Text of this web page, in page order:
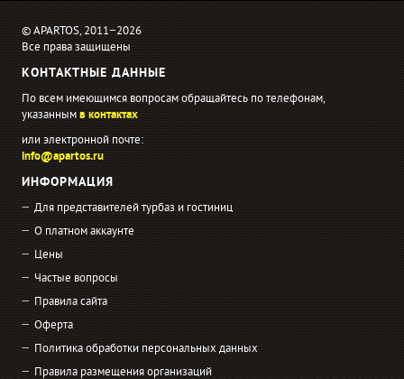
© APARTOS, 2011−2026
Все права защищены
КОНТАКТНЫЕ ДАННЫЕ
По всем имеющимся вопросам обращайтесь по телефонам,
указаннымв контактах
или электронной почте:
info@apartos.ru
ИНФОРМАЦИЯ
Для представителей турбаз и гостиниц
О платном аккаунте
Цены
Частые вопросы
Правила сайта
Оферта
Политика обработки персональных данных
Правила размещения организаций